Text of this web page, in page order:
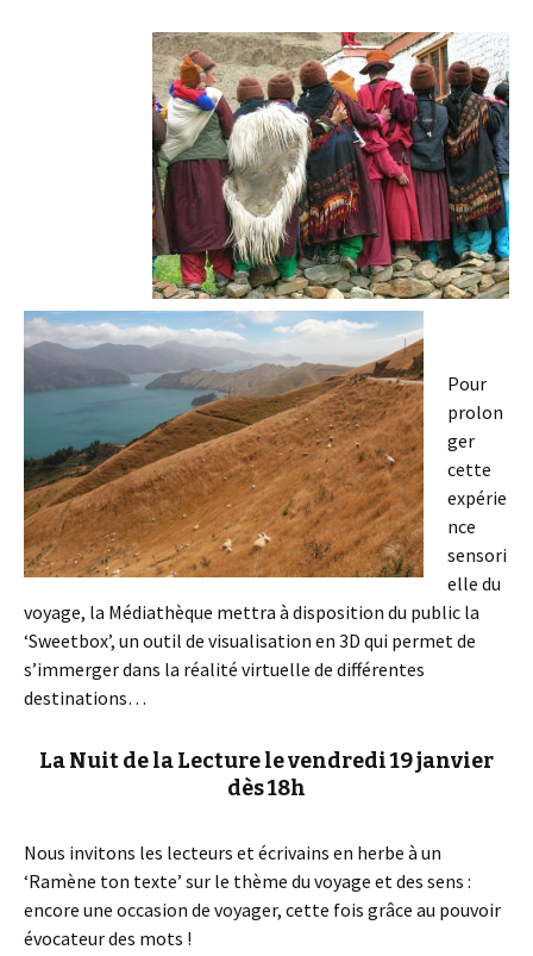
Pour
prolon
ger
cette
expérie
nce
sensori
elle du
voyage, la Médiathèque mettra à disposition du public la
‘Sweetbox’, un outil de visualisation en 3D qui permet de
s’immerger dans la réalité virtuelle de différentes
destinations…
La Nuit de la Lecture le vendredi 19 janvier
dès 18h
Nous invitons les lecteurs et écrivains en herbe à un
‘Ramène ton texte’ sur le thème du voyage et des sens :
encore une occasion de voyager, cette fois grâce au pouvoir
évocateur des mots !